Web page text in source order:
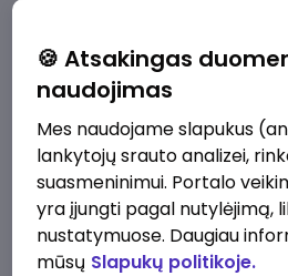
Pridėti naują
Kokios srities darbo
Pridėti naują
🍪 Atsakingas
naudojimas
Mes naudojame slapukus
lankytojų srauto analizei,
suasmeninimui. Portalo
yra įjungti pagal nutylėjimą,
nustatymuose. Daugiau
mūsų Slapukų politikoje.